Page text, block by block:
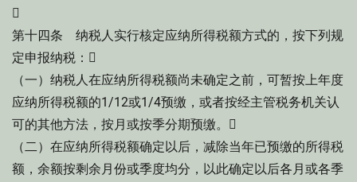

第十四条 纳税人实行核定应纳所得税额方式的，按下列规
定申报纳税：
（一）纳税人在应纳所得税额尚未确定之前，可暂按上年度
应纳所得税额的1/12或1/4预缴，或者按经主管税务机关认
可的其他方法，按月或按季分期预缴。
（二）在应纳所得税额确定以后，减除当年已预缴的所得税
额，余额按剩余月份或季度均分，以此确定以后各月或各季